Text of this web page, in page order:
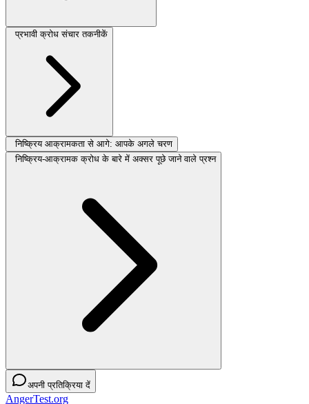
प्रभावी क्रोध संचार तकनीकें
निष्क्रिय आक्रामकता से आगे: आपके अगले चरण
निष्क्रिय-आक्रामक क्रोध के बारे में अक्सर पूछे जाने वाले प्रश्न
अपनी प्रतिक्रिया दें
AngerTest.org